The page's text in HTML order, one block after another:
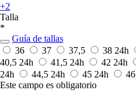
+2
Talla
*
Guía de tallas
36
37 37,5 38 24h
40,5 24h 41,5 24h 42 24h
24h
44,5 24h 45 24h 46
Este campo es obligatorio